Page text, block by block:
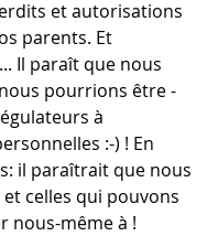
et autorisations
parents. Et
Il paraît que nous
pourrions être -
à
:-) ! En
il paraîtrait que nous
celles qui pouvons
nous-même à !